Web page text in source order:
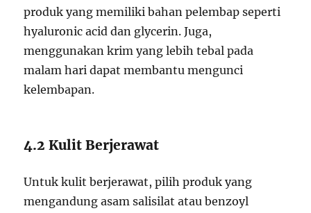
produk yang memiliki bahan pelembap seperti
hyaluronic acid dan glycerin. Juga,
menggunakan krim yang lebih tebal pada
malam hari dapat membantu mengunci
kelembapan.
4.2 Kulit Berjerawat
Untuk kulit berjerawat, pilih produk yang
mengandung asam salisilat atau benzoyl